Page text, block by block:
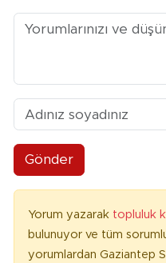
Gönder
Yorum yazarak topluluk
bulunuyor ve tüm
yorumlardan Gaziantep